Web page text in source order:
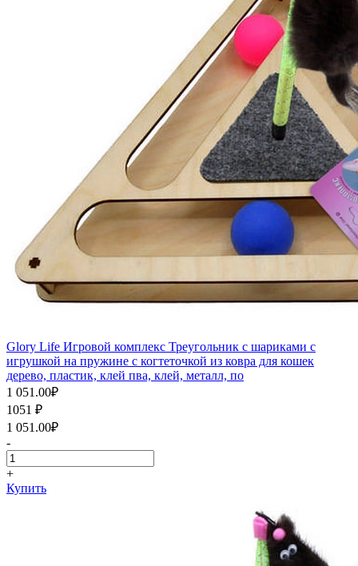
Glory Life Игровой комплекс Треугольник с шариками c
игрушкой на пружине c когтеточкой из ковра для кошек
дерево, пластик, клей пва, клей, металл, по
1 051.00₽
1051 ₽
1 051.00₽
-
+
Купить